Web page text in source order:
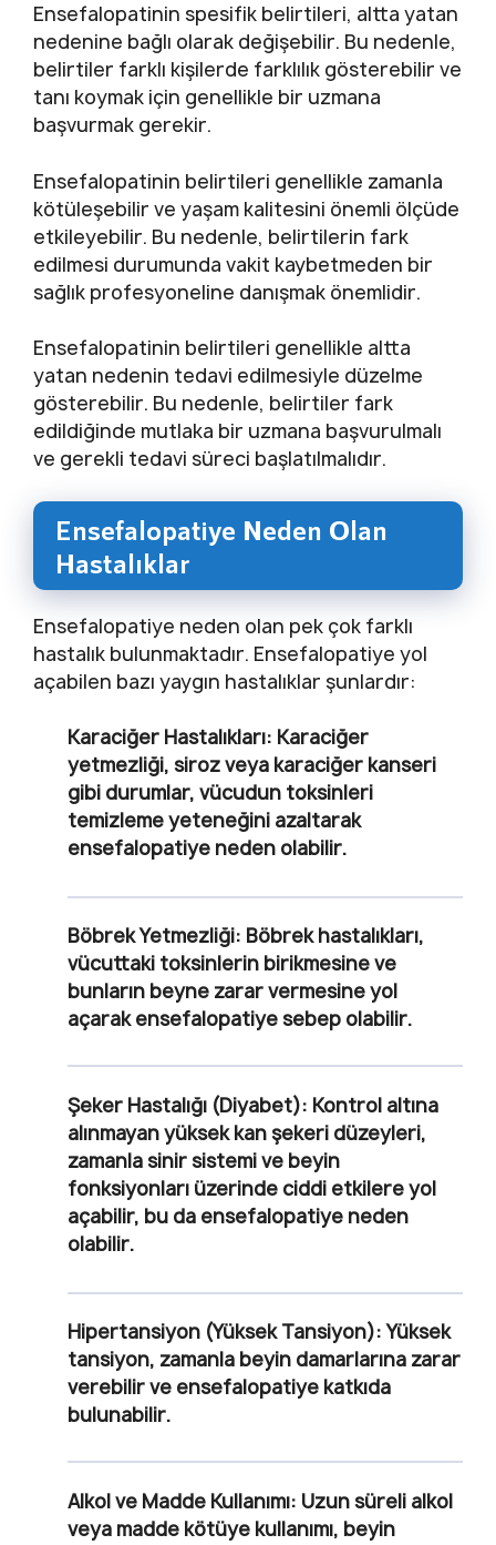
Ensefalopatinin spesifik belirtileri, altta yatan
nedenine bağlı olarak değişebilir. Bu nedenle,
belirtiler farklı kişilerde farklılık gösterebilir ve
tanı koymak için genellikle bir uzmana
başvurmak gerekir.
Ensefalopatinin belirtileri genellikle zamanla
kötüleşebilir ve yaşam kalitesini önemli ölçüde
etkileyebilir. Bu nedenle, belirtilerin fark
edilmesi durumunda vakit kaybetmeden bir
sağlık profesyoneline danışmak önemlidir.
Ensefalopatinin belirtileri genellikle altta
yatan nedenin tedavi edilmesiyle düzelme
gösterebilir. Bu nedenle, belirtiler fark
edildiğinde mutlaka bir uzmana başvurulmalı
ve gerekli tedavi süreci başlatılmalıdır.
Ensefalopatiye Neden Olan
Hastalıklar
Ensefalopatiye neden olan pek çok farklı
hastalık bulunmaktadır. Ensefalopatiye yol
açabilen bazı yaygın hastalıklar şunlardır:
Karaciğer Hastalıkları: Karaciğer
yetmezliği, siroz veya karaciğer kanseri
gibi durumlar, vücudun toksinleri
temizleme yeteneğini azaltarak
ensefalopatiye neden olabilir.
Böbrek Yetmezliği: Böbrek hastalıkları,
vücuttaki toksinlerin birikmesine ve
bunların beyne zarar vermesine yol
açarak ensefalopatiye sebep olabilir.
Şeker Hastalığı (Diyabet): Kontrol altına
alınmayan yüksek kan şekeri düzeyleri,
zamanla sinir sistemi ve beyin
fonksiyonları üzerinde ciddi etkilere yol
açabilir, bu da ensefalopatiye neden
olabilir.
Hipertansiyon (Yüksek Tansiyon):Yüksek
tansiyon, zamanla beyin damarlarına zarar
verebilir ve ensefalopatiye katkıda
bulunabilir.
Alkol ve Madde Kullanımı: Uzun süreli alkol
veya madde kötüye kullanımı, beyin